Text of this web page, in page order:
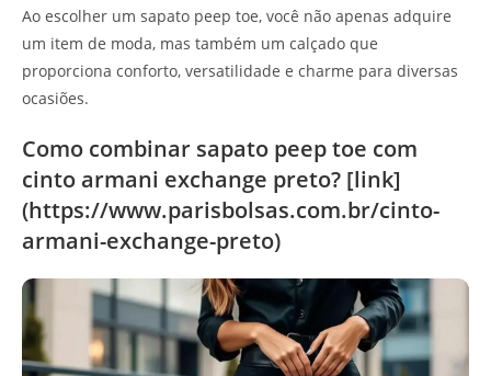
Ao escolher um sapato peep toe, você não apenas adquire
um item de moda, mas também um calçado que
proporciona conforto, versatilidade e charme para diversas
ocasiões.
Como combinar sapato peep toe com
cinto armani exchange preto? [link]
(https://www.parisbolsas.com.br/cinto-
armani-exchange-preto)